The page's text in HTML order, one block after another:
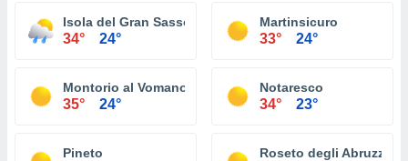
Isola del Gran Sasso d'Italia
34° 24°
Martinsicuro
33° 24°
Montorio al Vomano
35° 24°
Notaresco
34° 23°
Pineto Roseto degli Abruzzi